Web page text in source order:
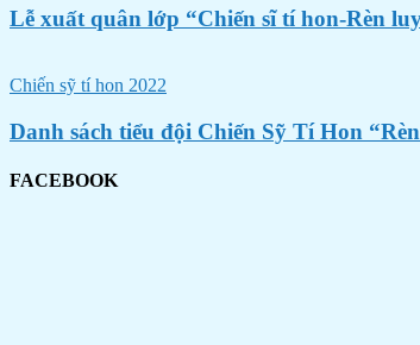
Lễ xuất quân lớp “Chiến sĩ tí hon-Rèn
Chiến sỹ tí hon 2022
Danh sách tiểu đội Chiến Sỹ Tí Hon
FACEBOOK